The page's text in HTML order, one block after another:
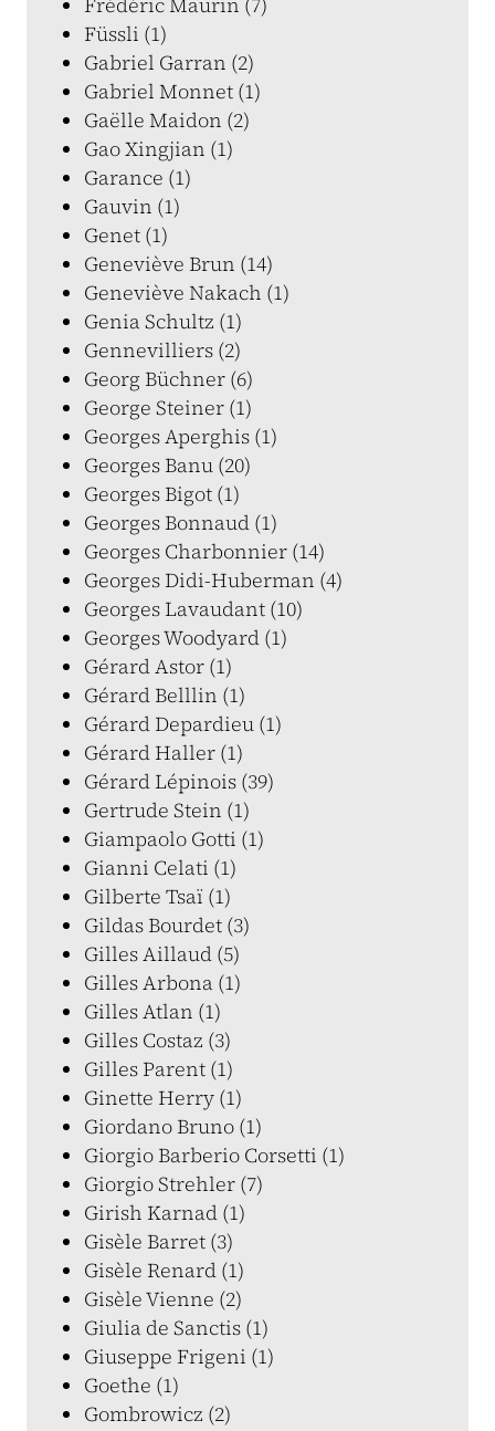
Füssli (1)
Gabriel Garran (2)
Gabriel Monnet (1)
Gaëlle Maidon (2)
Gao Xingjian (1)
Garance (1)
Gauvin (1)
Genet (1)
Geneviève Brun (14)
Geneviève Nakach (1)
Genia Schultz (1)
Gennevilliers (2)
Georg Büchner (6)
George Steiner (1)
Georges Aperghis (1)
Georges Banu (20)
Georges Bigot (1)
Georges Bonnaud (1)
Georges Charbonnier (14)
Georges Didi-Huberman (4)
Georges Lavaudant (10)
Georges Woodyard (1)
Gérard Astor (1)
Gérard Belllin (1)
Gérard Depardieu (1)
Gérard Haller (1)
Gérard Lépinois (39)
Gertrude Stein (1)
Giampaolo Gotti (1)
Gianni Celati (1)
Gilberte Tsaï (1)
Gildas Bourdet (3)
Gilles Aillaud (5)
Gilles Arbona (1)
Gilles Atlan (1)
Gilles Costaz (3)
Gilles Parent (1)
Ginette Herry (1)
Giordano Bruno (1)
Giorgio Barberio Corsetti (1)
Giorgio Strehler (7)
Girish Karnad (1)
Gisèle Barret (3)
Gisèle Renard (1)
Gisèle Vienne (2)
Giulia de Sanctis (1)
Giuseppe Frigeni (1)
Goethe (1)
Gombrowicz (2)